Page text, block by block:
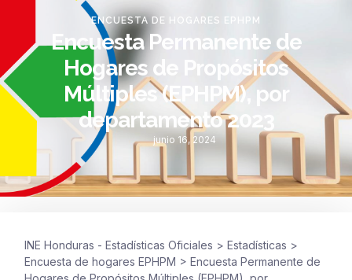
ENCUESTA DE HOGARES EPHPM
Encuesta Permanente de
Hogares de Propósitos
Múltiples (EPHPM), por
departamento 2023
junio 16, 2024
INE Honduras - Estadísticas Oficiales > Estadísticas >
Encuesta de hogares EPHPM > Encuesta Permanente de